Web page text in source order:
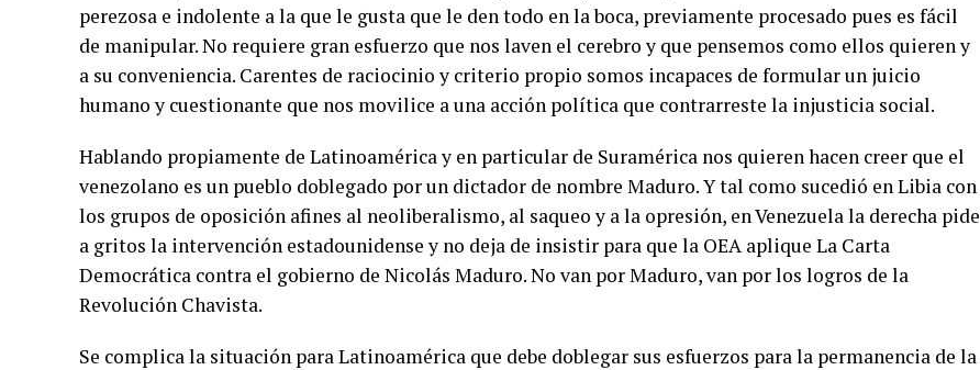
perezosa e indolente a la que le gusta que le den todo en la boca, previamente procesado pues es fácil
de manipular. No requiere gran esfuerzo que nos laven el cerebro y que pensemos como ellos quieren y
a su conveniencia. Carentes de raciocinio y criterio propio somos incapaces de formular un juicio
humano y cuestionante que nos movilice a una acción política que contrarreste la injusticia social.
Hablando propiamente de Latinoamérica y en particular de Suramérica nos quieren hacen creer que el
venezolano es un pueblo doblegado por un dictador de nombre Maduro. Y tal como sucedió en Libia con
los grupos de oposición afines al neoliberalismo, al saqueo y a la opresión, en Venezuela la derecha pide
a gritos la intervención estadounidense y no deja de insistir para que la OEA aplique La Carta
Democrática contra el gobierno de Nicolás Maduro. No van por Maduro, van por los logros de la
Revolución Chavista.
Se complica la situación para Latinoamérica que debe doblegar sus esfuerzos para la permanencia de la